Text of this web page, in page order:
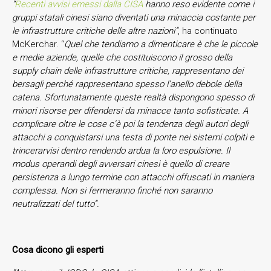
“Recenti avvisi emessi dalla CISA hanno reso evidente come i
gruppi statali cinesi siano diventati una minaccia costante per
le infrastrutture critiche delle altre nazioni”, ha continuato
McKerchar. “Quel che tendiamo a dimenticare è che le piccole
e medie aziende, quelle che costituiscono il grosso della
supply chain delle infrastrutture critiche, rappresentano dei
bersagli perché rappresentano spesso l’anello debole della
catena. Sfortunatamente queste realtà dispongono spesso di
minori risorse per difendersi da minacce tanto sofisticate. A
complicare oltre le cose c’è poi la tendenza degli autori degli
attacchi a conquistarsi una testa di ponte nei sistemi colpiti e
trincerarvisi dentro rendendo ardua la loro espulsione. Il
modus operandi degli avversari cinesi è quello di creare
persistenza a lungo termine con attacchi offuscati in maniera
complessa. Non si fermeranno finché non saranno
neutralizzati del tutto”.
Cosa dicono gli esperti